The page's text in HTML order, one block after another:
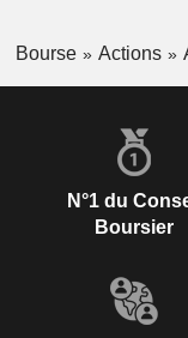
Bourse Actions
N°1 du
Boursier